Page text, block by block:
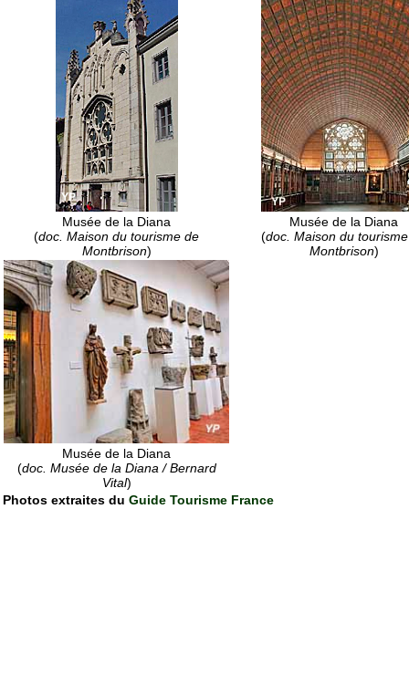
Musée de la Diana
(doc. Maison du tourisme de
Montbrison)
Musée de la Diana
(doc. Maison du
Montbrison)
Musée de la Diana
(doc. Musée de la Diana / Bernard
Vital)
Photos extraites du Guide Tourisme France